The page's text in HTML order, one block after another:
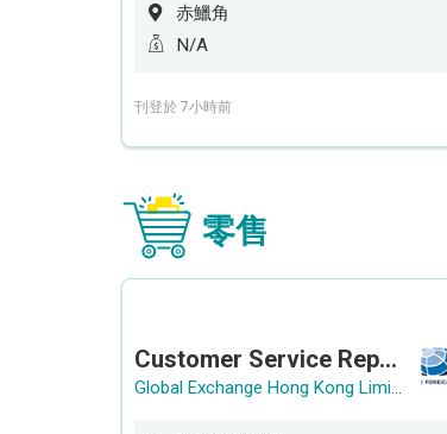
赤鱲角
N/A
刊登於 7小時前
零售
Customer Service Representative (Airport)
Global Exchange Hong Kong Limited